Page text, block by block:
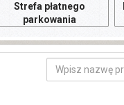
Strefa płatnego
parkowania